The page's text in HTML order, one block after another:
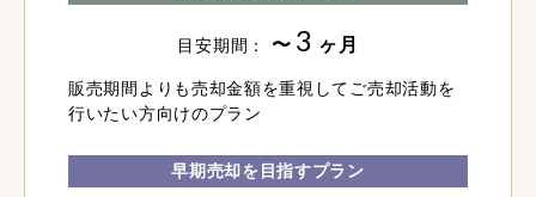
目安期間： 〜 3 ヶ月
販売期間よりも売却金額を重視してご売却活動を
行いたい方向けのプラン
早期売却を目指すプラン